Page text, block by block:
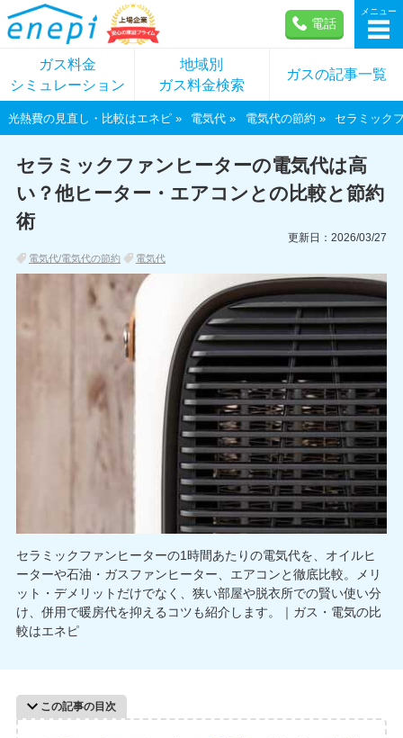
電話
メニュー
ガス料金
シミュレーション
地域別
ガス料金検索
ガスの記事一覧
光熱費の見直し・比較はエネピ 電気代 電気代の節約 セラミック
セラミックファンヒーターの電気代は高
い？他ヒーター・エアコンとの比較と節約
術
電気代/電気代の節約 電気代
更新日：2026/03/27
セラミックファンヒーターの1時間あたりの電気代を、オイルヒ
ーターや石油・ガスファンヒーター、エアコンと徹底比較。メリ
ット・デメリットだけでなく、狭い部屋や脱衣所での賢い使い分
け、併用で暖房代を抑えるコツも紹介します。｜ガス・電気の比
較はエネピ
この記事の目次